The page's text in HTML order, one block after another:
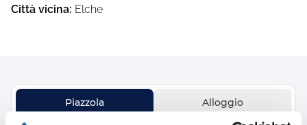
Città vicina: Elche
Piazzola Alloggio